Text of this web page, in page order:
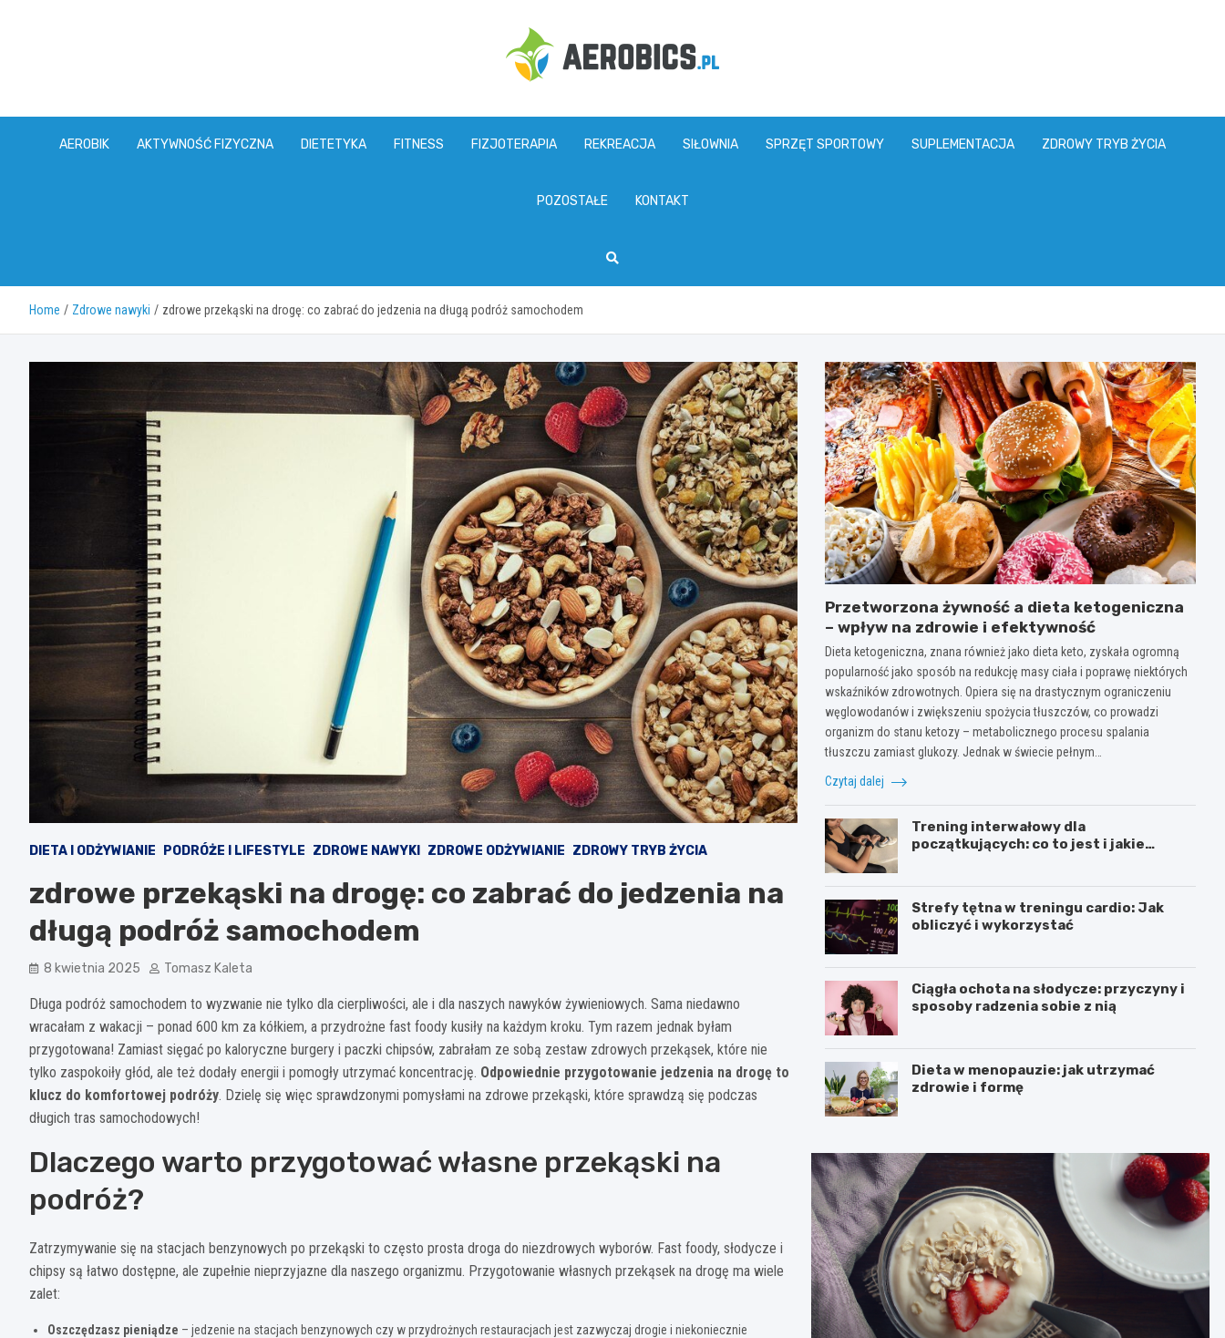
aerobics.pl
AEROBIK AKTYWNOŚĆ FIZYCZNA DIETETYKA FITNESS FIZJOTERAPIA REKREACJA SIŁOWNIA SPRZĘT SPORTOWY SUPLEMENTACJA ZDROWY TRYB ŻYCIA
POZOSTAŁE KONTAKT
Home Zdrowe nawyki zdrowe przekąski na drogę: co zabrać do jedzenia na długą podróż samochodem
DIETA I ODŻYWIANIE PODRÓŻE I LIFESTYLE ZDROWE NAWYKI ZDROWE ODŻYWIANIE ZDROWY TRYB ŻYCIA
zdrowe przekąski na drogę: co zabrać do jedzenia na
długą podróż samochodem
8 kwietnia 2025 Tomasz Kaleta
Długa podróż samochodem to wyzwanie nie tylko dla cierpliwości, ale i dla naszych nawyków żywieniowych. Sama niedawno
wracałam z wakacji – ponad 600 km za kółkiem, a przydrożne fast foody kusiły na każdym kroku. Tym razem jednak byłam
przygotowana! Zamiast sięgać po kaloryczne burgery i paczki chipsów, zabrałam ze sobą zestaw zdrowych przekąsek, które nie
tylko zaspokoiły głód, ale też dodały energii i pomogły utrzymać koncentrację. Odpowiednie przygotowanie jedzenia na drogę to
klucz do komfortowej podróży. Dzielę się więc sprawdzonymi pomysłami na zdrowe przekąski, które sprawdzą się podczas
długich tras samochodowych!
Dlaczego warto przygotować własne przekąski na
podróż?
Zatrzymywanie się na stacjach benzynowych po przekąski to często prosta droga do niezdrowych wyborów. Fast foody, słodycze i
chipsy są łatwo dostępne, ale zupełnie nieprzyjazne dla naszego organizmu. Przygotowanie własnych przekąsek na drogę ma wiele
zalet:
Oszczędzasz pieniądze – jedzenie na stacjach benzynowych czy w przydrożnych restauracjach jest zazwyczaj drogie i niekoniecznie
Przetworzona żywność a dieta ketogeniczna
– wpływ na zdrowie i efektywność
Dieta ketogeniczna, znana również jako dieta keto, zyskała ogromną
popularność jako sposób na redukcję masy ciała i poprawę niektórych
wskaźników zdrowotnych. Opiera się na drastycznym ograniczeniu
węglowodanów i zwiększeniu spożycia tłuszczów, co prowadzi
organizm do stanu ketozy – metabolicznego procesu spalania
tłuszczu zamiast glukozy. Jednak w świecie pełnym…
Czytaj dalej
Trening interwałowy dla
początkujących: co to jest i jakie
Strefy tętna w treningu cardio: Jak
obliczyć i wykorzystać
Ciągła ochota na słodycze: przyczyny i
sposoby radzenia sobie z nią
Dieta w menopauzie: jak utrzymać
zdrowie i formę